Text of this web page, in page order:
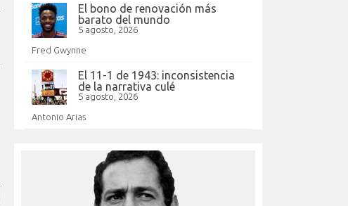
El bono de renovación más
barato del mundo
5 agosto, 2026
Fred Gwynne
El 11-1 de 1943: inconsistencia
de la narrativa culé
5 agosto, 2026
Antonio Arias